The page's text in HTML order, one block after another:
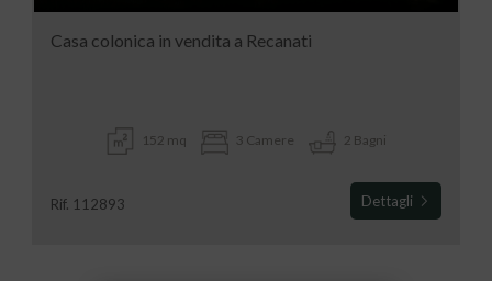
Casa colonica in vendita a Recanati
152 mq 3 Camere 2 Bagni
Rif. 112893 Dettagli